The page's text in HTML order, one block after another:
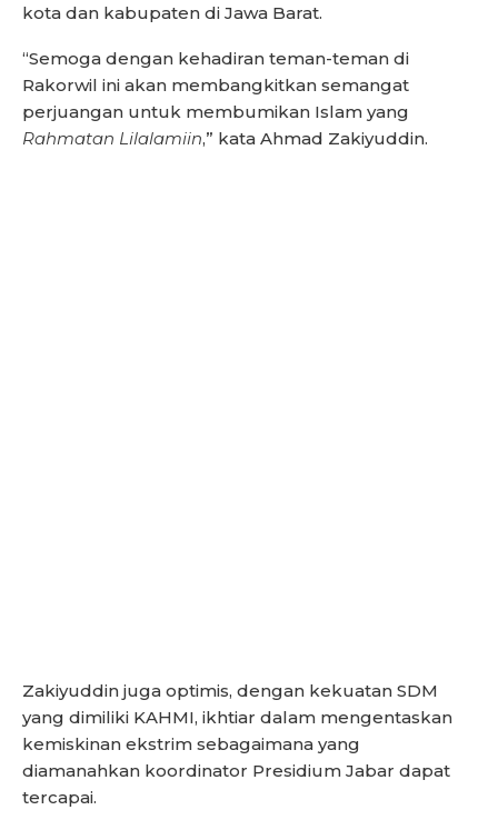
kota dan kabupaten di Jawa Barat.
“Semoga dengan kehadiran teman-teman di
Rakorwil ini akan membangkitkan semangat
perjuangan untuk membumikan Islam yang
Rahmatan Lilalamiin,” kata Ahmad Zakiyuddin.
Zakiyuddin juga optimis, dengan kekuatan SDM
yang dimiliki KAHMI, ikhtiar dalam mengentaskan
kemiskinan ekstrim sebagaimana yang
diamanahkan koordinator Presidium Jabar dapat
tercapai.